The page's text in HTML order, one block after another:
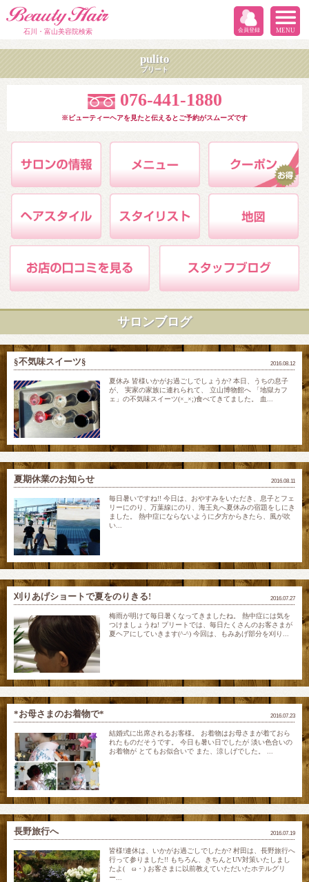
石川・富山美容院検索 MENU
会員登録
pulito
プリート
076-441-1880
※ビューティーヘアを見たと伝えるとご予約がスムーズです
サロンブログ
2016.08.12
§不気味スイーツ§
夏休み 皆様いかがお過ごしでしょうか? 本日、うちの息子
が、 実家の家族に連れられて、 立山博物館へ 「地獄カフ
ェ」の不気味スイーツ(×_×;)食べてきてました。 血...
2016.08.11
夏期休業のお知らせ
毎日暑いですね!! 今日は、おやすみをいただき、息子とフェ
リーにのり、万葉線にのり、海王丸へ夏休みの宿題をしにき
ました。 熱中症にならないように夕方からきたら、風が吹
い...
2016.07.27
刈りあげショートで夏をのりきる!
梅雨が明けて毎日暑くなってきましたね。 熱中症には気を
つけましょうね! プリートでは、毎日たくさんのお客さまが
夏ヘアにしていきます(^-^) 今回は、もみあげ部分を刈り...
2016.07.23
*お母さまのお着物で*
結婚式に出席されるお客様。 お着物はお母さまが着ておら
れたものだそうです。 今日も暑い日でしたが 淡い色合いの
お着物が とてもお似合いで また、涼しげでした。 ...
2016.07.19
長野旅行へ
皆様!連休は、いかがお過ごしでしたか? 村田は、長野旅行へ
行って参りました!! もちろん、きちんとUV対策いたしまし
たよ(ゝω・) お客さまに以前教えていただいたホテルグリ
ー...